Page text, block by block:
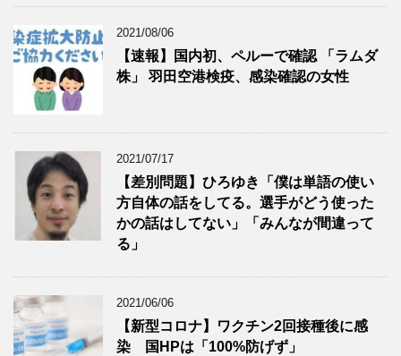
2021/08/06
【速報】国内初、ペルーで確認 「ラムダ
株」 羽田空港検疫、感染確認の女性
2021/07/17
【差別問題】ひろゆき「僕は単語の使い
方自体の話をしてる。選手がどう使った
かの話はしてない」「みんなが間違って
る」
2021/06/06
【新型コロナ】ワクチン2回接種後に感
染 国HPは「100%防げず」